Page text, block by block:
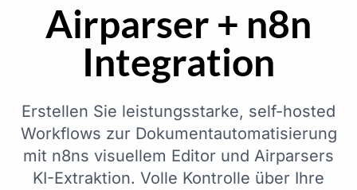
Airparser + n8n
Integration
Erstellen Sie leistungsstarke, self-hosted
Workflows zur Dokumentautomatisierung
mit n8ns visuellem Editor und Airparsers
KI-Extraktion. Volle Kontrolle über Ihre